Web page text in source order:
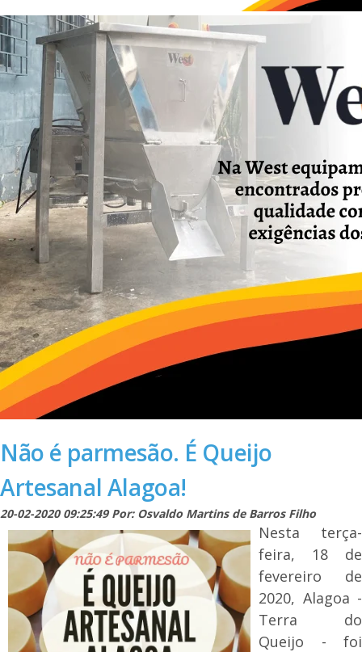
Não é parmesão. É Queijo
Artesanal Alagoa!
20-02-2020 09:25:49 Por: Osvaldo Martins de Barros Filho
Nesta terça-
feira, 18 de
fevereiro de
2020, Alagoa -
Terra do
Queijo - foi